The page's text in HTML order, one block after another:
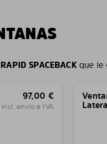
SPACEBACKque le
97,00 €
incl. envío e IVA